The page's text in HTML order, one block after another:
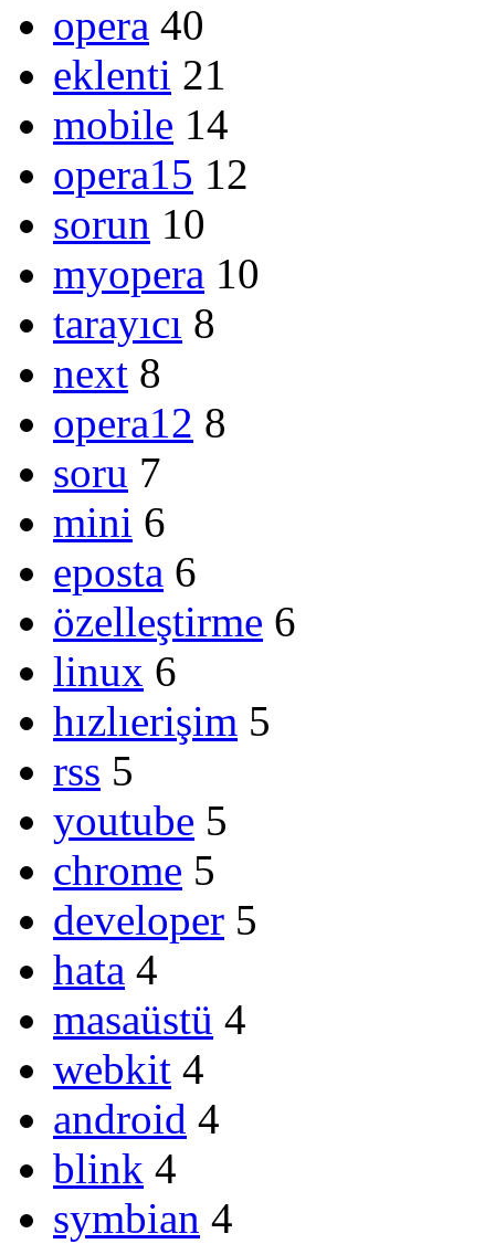
opera 40
eklenti 21
mobile 14
opera15 12
sorun 10
myopera 10
tarayıcı 8
next 8
opera12 8
soru 7
mini 6
eposta 6
özelleştirme 6
linux 6
hızlıerişim 5
rss 5
youtube 5
chrome 5
developer 5
hata 4
masaüstü 4
webkit 4
android 4
blink 4
symbian 4